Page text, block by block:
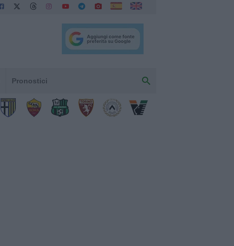
Pronostici